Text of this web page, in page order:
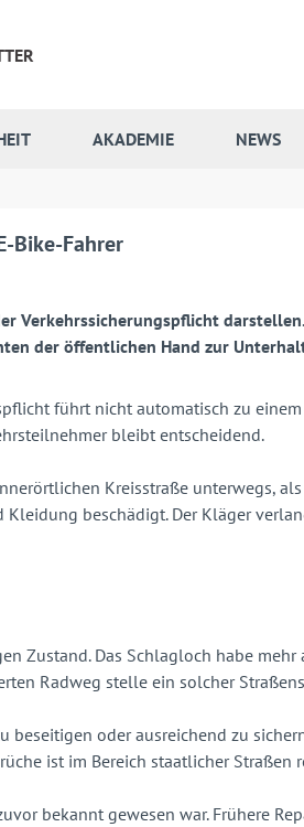
AKADEMIE NEWS
Bike-Fahrer
der öffentlichen Hand zur
führt nicht automatisch zu
bleibt entscheidend.
Kreisstraße unterwegs,
beschädigt. Der Kläger
Zustand. Das Schlagloch habe
Radweg stelle ein solcher
oder ausreichend zu
ist im Bereich staatlicher Straßen
bekannt gewesen war. Frühere